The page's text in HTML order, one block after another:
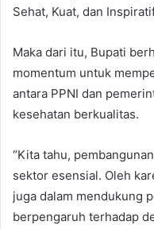
Sehat, Kuat, dan
Maka dari itu, Bupati
momentum untuk
antara PPNI dan
kesehatan berkualitas.
“Kita tahu,
sektor esensial. Oleh
juga dalam mendukung
berpengaruh terhadap